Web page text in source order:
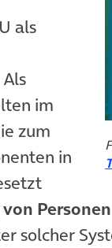
als
im
zum
in
Personen
solcher